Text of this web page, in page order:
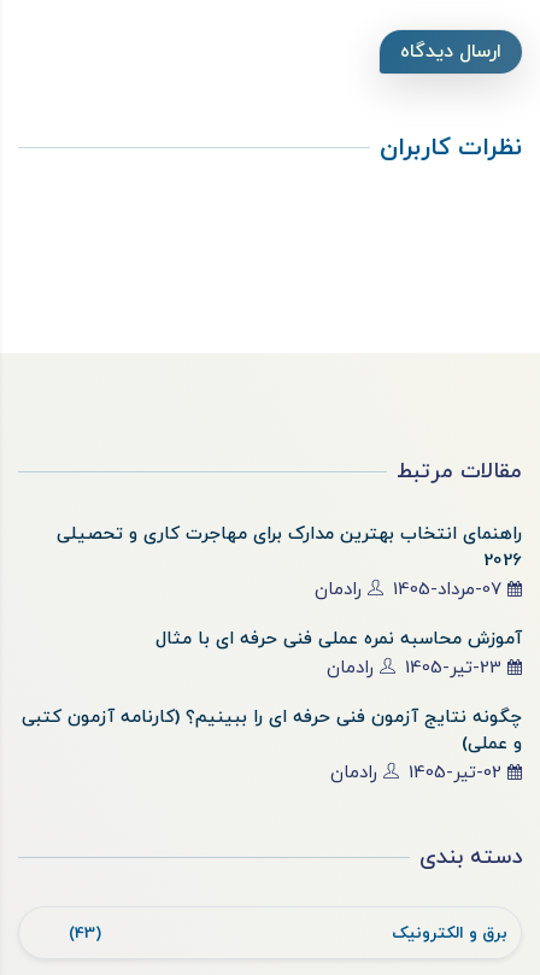
ارسال دیدگاه
نظرات کاربران
مقالات مرتبط
راهنمای انتخاب بهترین مدارک برای مهاجرت کاری و تحصیلی
2026
07-مرداد-1405
رادمان
آموزش محاسبه نمره عملی فنی حرفه ای با مثال
23-تیر-1405
رادمان
چگونه نتایج آزمون فنی حرفه ای را ببینیم؟ (کارنامه آزمون کتبی
و عملی)
02-تیر-1405
رادمان
دسته بندی
برق و الکترونیک (43)